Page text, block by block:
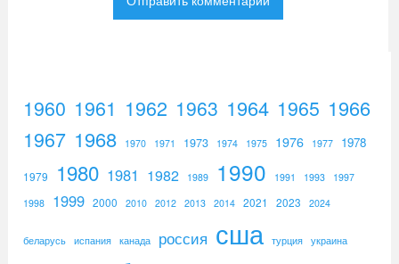
1960 1961 1962 1963 1964 1965 1966
1967 1968 1970 1971 1973 1974 1975 1976 1977 1978
1979 1980 1981 1982 1989 1990 1991 1993
1997
1998
1999 2000 2010 2012 2013 2014 2021 2023 2024
беларусь испания канада россия сша турция украина